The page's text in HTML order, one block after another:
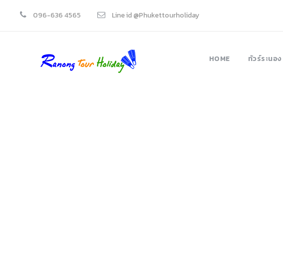
096-636 4565 Line id @Phukettourholiday
HOME ทัวร์ระนอง